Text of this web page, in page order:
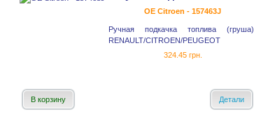
OE Citroen - 157463J
Ручная подкачка топлива (груша)
RENAULT/CITROEN/PEUGEOT
324.45 грн.
В корзину Детали